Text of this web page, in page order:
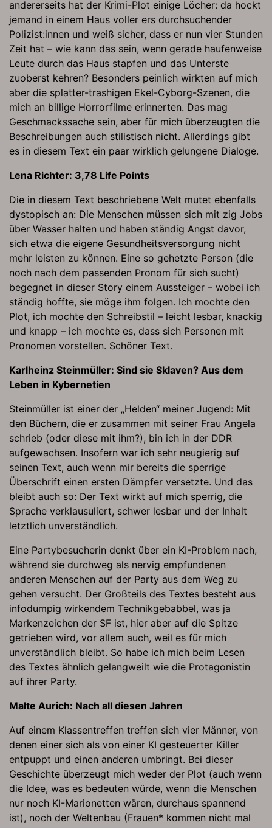
andererseits hat der Krimi-Plot einige Löcher: da hockt
jemand in einem Haus voller ers durchsuchender
Polizist:innen und weiß sicher, dass er nun vier Stunden
Zeit hat – wie kann das sein, wenn gerade haufenweise
Leute durch das Haus stapfen und das Unterste
zuoberst kehren? Besonders peinlich wirkten auf mich
aber die splatter-trashigen Ekel-Cyborg-Szenen, die
mich an billige Horrorfilme erinnerten. Das mag
Geschmackssache sein, aber für mich überzeugten die
Beschreibungen auch stilistisch nicht. Allerdings gibt
es in diesem Text ein paar wirklich gelungene Dialoge.
Lena Richter: 3,78 Life Points
Die in diesem Text beschriebene Welt mutet ebenfalls
dystopisch an: Die Menschen müssen sich mit zig Jobs
über Wasser halten und haben ständig Angst davor,
sich etwa die eigene Gesundheitsversorgung nicht
mehr leisten zu können. Eine so gehetzte Person (die
noch nach dem passenden Pronom für sich sucht)
begegnet in dieser Story einem Aussteiger – wobei ich
ständig hoffte, sie möge ihm folgen. Ich mochte den
Plot, ich mochte den Schreibstil – leicht lesbar, knackig
und knapp – ich mochte es, dass sich Personen mit
Pronomen vorstellen. Schöner Text.
Karlheinz Steinmüller: Sind sie Sklaven? Aus dem
Leben in Kybernetien
Steinmüller ist einer der „Helden“ meiner Jugend: Mit
den Büchern, die er zusammen mit seiner Frau Angela
schrieb (oder diese mit ihm?), bin ich in der DDR
aufgewachsen. Insofern war ich sehr neugierig auf
seinen Text, auch wenn mir bereits die sperrige
Überschrift einen ersten Dämpfer versetzte. Und das
bleibt auch so: Der Text wirkt auf mich sperrig, die
Sprache verklausuliert, schwer lesbar und der Inhalt
letztlich unverständlich.
Eine Partybesucherin denkt über ein KI-Problem nach,
während sie durchweg als nervig empfundenen
anderen Menschen auf der Party aus dem Weg zu
gehen versucht. Der Großteils des Textes besteht aus
infodumpig wirkendem Technikgebabbel, was ja
Markenzeichen der SF ist, hier aber auf die Spitze
getrieben wird, vor allem auch, weil es für mich
unverständlich bleibt. So habe ich mich beim Lesen
des Textes ähnlich gelangweilt wie die Protagonistin
auf ihrer Party.
Malte Aurich: Nach all diesen Jahren
Auf einem Klassentreffen treffen sich vier Männer, von
denen einer sich als von einer KI gesteuerter Killer
entpuppt und einen anderen umbringt. Bei dieser
Geschichte überzeugt mich weder der Plot (auch wenn
die Idee, was es bedeuten würde, wenn die Menschen
nur noch KI-Marionetten wären, durchaus spannend
ist), noch der Weltenbau (Frauen* kommen nicht mal